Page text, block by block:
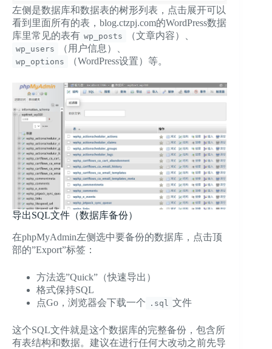
左侧是数据库和数据表的树形列表，点击展开可以
看到里面所有的表，blog.ctzpj.com的WordPress数据
库里常见的表有 wp_posts （文章内容）、
wp_users （用户信息）、
wp_options （WordPress设置）等。
导出SQL文件（数据库备份）
在phpMyAdmin左侧选中要备份的数据库，点击顶
部的”Export”标签：
方法选”Quick”（快速导出）
格式保持SQL
点Go，浏览器会下载一个
.sql 文件
这个SQL文件就是这个数据库的完整备份，包含所
有表结构和数据。建议在进行任何大改动之前先导